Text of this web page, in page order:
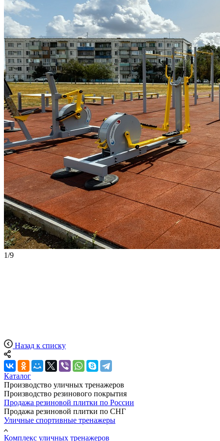
1/9
Назад к списку
Каталог
Производство уличных тренажеров
Производство резинового покрытия
Продажа резиновой плитки по России
Продажа резиновой плитки по СНГ
Уличные спортивные тренажеры
Комплекс уличных тренажеров